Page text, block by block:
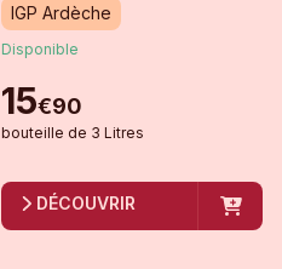
IGP Ardèche
Disponible
15€90
bouteille de 3 Litres
DÉCOUVRIR